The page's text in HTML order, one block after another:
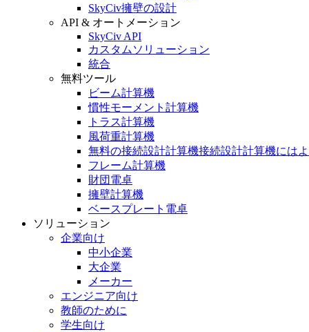
SkyCiv擁壁の設計
API & オートメーション
SkyCiv API
カスタムソリューション
統合
無料ツール
ビーム計算機
慣性モーメント計算機
トラス計算機
風荷重計算機
無料の接続設計計算機接続設計計算機には
フレーム計算機
財団電卓
擁壁計算機
ベースプレート電卓
ソリューション
企業向け
中小企業
大企業
メーカー
エンジニア向け
教師のために
学生向け